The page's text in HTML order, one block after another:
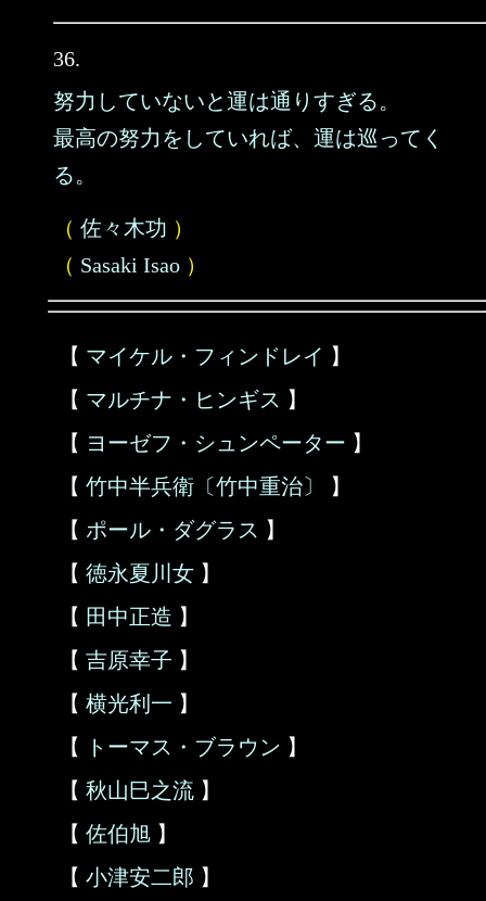
36.
努力していないと運は通りすぎる。
最高の努力をしていれば、運は巡ってく
る。
（ 佐々木功 ）
（ Sasaki Isao ）
【 マイケル・フィンドレイ 】
【 マルチナ・ヒンギス 】
【 ヨーゼフ・シュンペーター 】
【 竹中半兵衛〔竹中重治〕
】
【 ポール・ダグラス 】
【 徳永夏川女 】
【 田中正造 】
【 吉原幸子 】
【 横光利一 】
【
トーマス・ブラウン 】
【 秋山巳之流 】
【 佐伯旭 】
【 小津安二郎 】